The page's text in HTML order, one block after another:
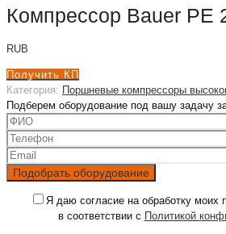
Компрессор Bauer PE
RUB
Получить КП
Категория: Поршневые компрессоры
Подберем оборудование под вашу задачу
Я даю согласие на обработку моих
в соответствии с Политикой